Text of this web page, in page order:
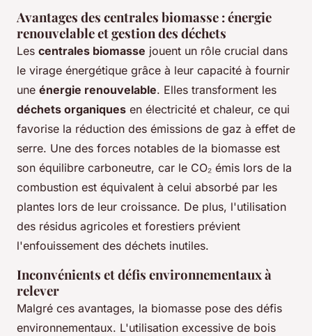
Avantages des centrales biomasse : énergie
renouvelable et gestion des déchets
Les centrales biomasse jouent un rôle crucial dans
le virage énergétique grâce à leur capacité à fournir
une énergie renouvelable. Elles transforment les
déchets organiques en électricité et chaleur, ce qui
favorise la réduction des émissions de gaz à effet de
serre. Une des forces notables de la biomasse est
son équilibre carboneutre, car le CO₂ émis lors de la
combustion est équivalent à celui absorbé par les
plantes lors de leur croissance. De plus, l'utilisation
des résidus agricoles et forestiers prévient
l'enfouissement des déchets inutiles.
Inconvénients et défis environnementaux à
relever
Malgré ces avantages, la biomasse pose des défis
environnementaux. L'utilisation excessive de bois